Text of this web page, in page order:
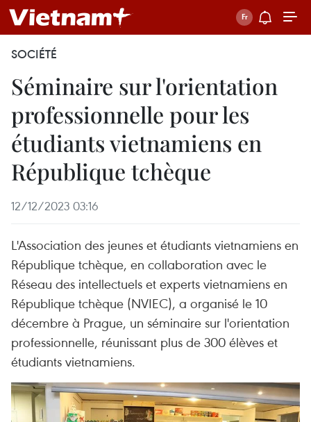
SOCIÉTÉ
Séminaire sur l'orientation
professionnelle pour les
étudiants vietnamiens en
République tchèque
12/12/2023 03:16
L'Association des jeunes et étudiants vietnamiens en
République tchèque, en collaboration avec le
Réseau des intellectuels et experts vietnamiens en
République tchèque (NVIEC), a organisé le 10
décembre à Prague, un séminaire sur l'orientation
professionnelle, réunissant plus de 300 élèves et
étudiants vietnamiens.